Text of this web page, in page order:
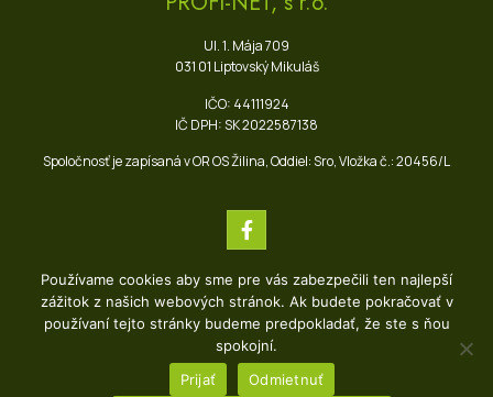
Ul. 1. Mája 709
031 01 Liptovský Mikuláš
IČO: 44111924
IČ DPH: SK 2022587138
Spoločnosť je zapísaná v OR OS Žilina, Oddiel: Sro, Vložka č.: 20456/L
Dokumenty
VOP pre prenos internetu
Podpora
Speedtest
Webmail
Používame cookies aby sme pre vás zabezpečili ten najlepší
zážitok z našich webových stránok. Ak budete pokračovať v
používaní tejto stránky budeme predpokladať, že ste s ňou
spokojní.
Prijať
Odmietnuť